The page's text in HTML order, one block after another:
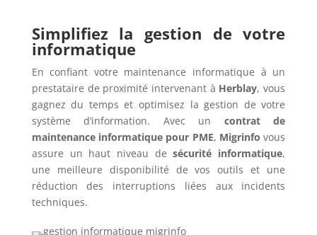
Simplifiez la gestion de votre
informatique
En confiant votre maintenance informatique à un
prestataire de proximité intervenant à Herblay, vous
gagnez du temps et optimisez la gestion de votre
système d’information. Avec un contrat de
maintenance informatique pour PME, Migrinfo vous
assure un haut niveau desécurité informatique,
une meilleure disponibilité de vos outils et une
réduction des interruptions liées aux incidents
techniques.